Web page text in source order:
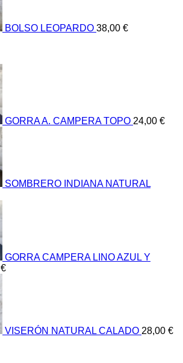
BOLSO LEOPARDO 38,00 €
GORRA A. CAMPERA TOPO 24,00 €
SOMBRERO INDIANA NATURAL
GORRA CAMPERA LINO AZUL Y
€
VISERÓN NATURAL CALADO 28,00 €